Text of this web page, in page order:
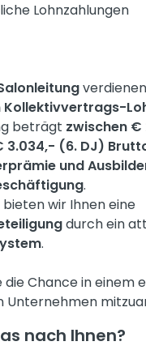
Lohnzahlungen
Kollektivvertrags-
beträgt zwischen €
3.034,- (6. DJ)
und
.
bieten wir Ihnen eine
durch ein
.
die Chance in einem
Unternehmen
nach Ihnen?